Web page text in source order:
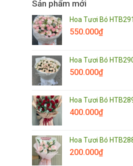
Sản phẩm mới
Hoa Tươi Bó HTB291
550.000₫
Hoa Tươi Bó
500.000₫
Hoa Tươi Bó
400.000₫
Hoa Tươi Bó
200.000₫